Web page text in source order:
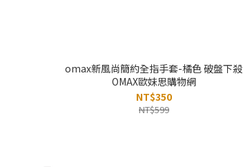
omax新風尚簡約全指手套-橘色 破盤下殺
OMAX歐妹思購物網
NT$350
NT$599